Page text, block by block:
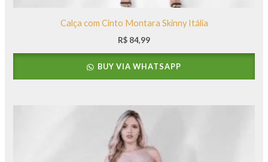
Calça com Cinto Montara Skinny Itália
R$ 84,99
BUY VIA WHATSAPP